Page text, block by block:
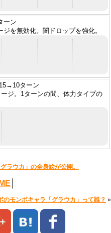
ーン
を無効化。闇ドロップを強化。
15→10ターン
ジ。1ターンの間、体力タイプの
ラウカ」の全身絵が公開。
のモンポキャラ「グラウカ」って誰？ »